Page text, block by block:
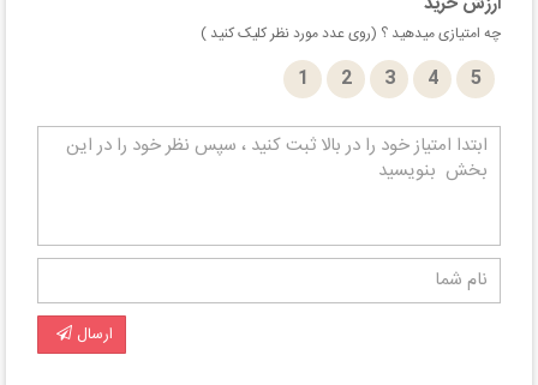
چه امتیازی میدهید ؟ (روی عدد مورد نظر کلیک کنید )
1 2 3 4 5
ارسال